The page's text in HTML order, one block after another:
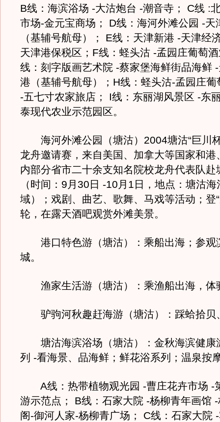
B线：海滨浴场 -大沽炮台 -潮音寺； C线 :
市场-金元宝商场； D线：海河外滩公园 -天
（基辅号航母）； E线：天津新港 -天津经
天津港保税区；F线：蛏头沽 -孟园庄葡萄
线：刻字版画艺术院 -蔡家堡海鲜街品海鲜
港（基辅号航母）；H线：蛏头沽-孟园庄葡
-五七寸农家旅店； I线：东丽湖风景区 -东
泰现代农业示范园区。
海河外滩公园（塘沽）2004塘沽“巨川
龙舟邀请赛，来自美国、加拿大等国家和港
内部分省市二十余支知名院校龙舟代表队赴
（时间：9月30日 -10月1日，地点：塘沽
域）；戏剧、曲艺、歌舞、马戏等活动；登
轮，在露天酒吧观赏外滩美景。
港口特色游（塘沽）：乘船出海；参观
城。
渔家生活游（塘沽）：乘渔船出海，体
驴驹河秋趣赶海游（塘沽）：踩蛤拾贝
塘沽海滨浴场（塘沽）：金秋海滨健康
列 -看海景、品海鲜；鲜花浴系列；温泉按
A线：热带植物观光园 -曹庄花卉市场 -
游示范点； B线：石家大院 -杨柳青年画馆
阁-御河人家-杨柳青广场； C线：石家大院